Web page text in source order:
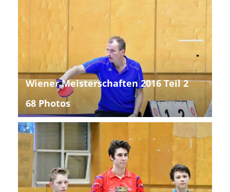
Wiener Meisterschaften 2016 Teil 2
68 Photos